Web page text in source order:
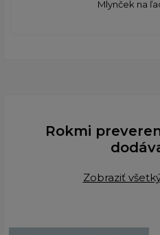
Mlynček na
Rokmi
Zobraziť